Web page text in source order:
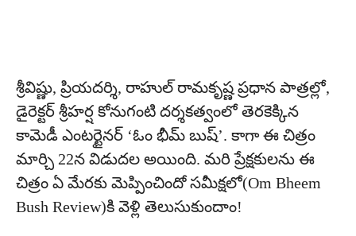
శ్రీవిష్ణు, ప్రియదర్శి, రాహుల్ రామకృష్ణ ప్రధాన పాత్రల్లో,
డైరెక్టర్ శ్రీహర్ష కోనుగంటి దర్శకత్వంలో తెరకెక్కిన
కామెడీ ఎంటర్టైనర్ ‘ఓం భీమ్ బుష్’. కాగా ఈ చిత్రం
మార్చి 22న విడుదల అయింది. మరి ప్రేక్షకులను ఈ
చిత్రం ఏ మేరకు మెప్పించిందో సమీక్షలో(Om Bheem
Bush Review)కి వెళ్లి తెలుసుకుందాం!